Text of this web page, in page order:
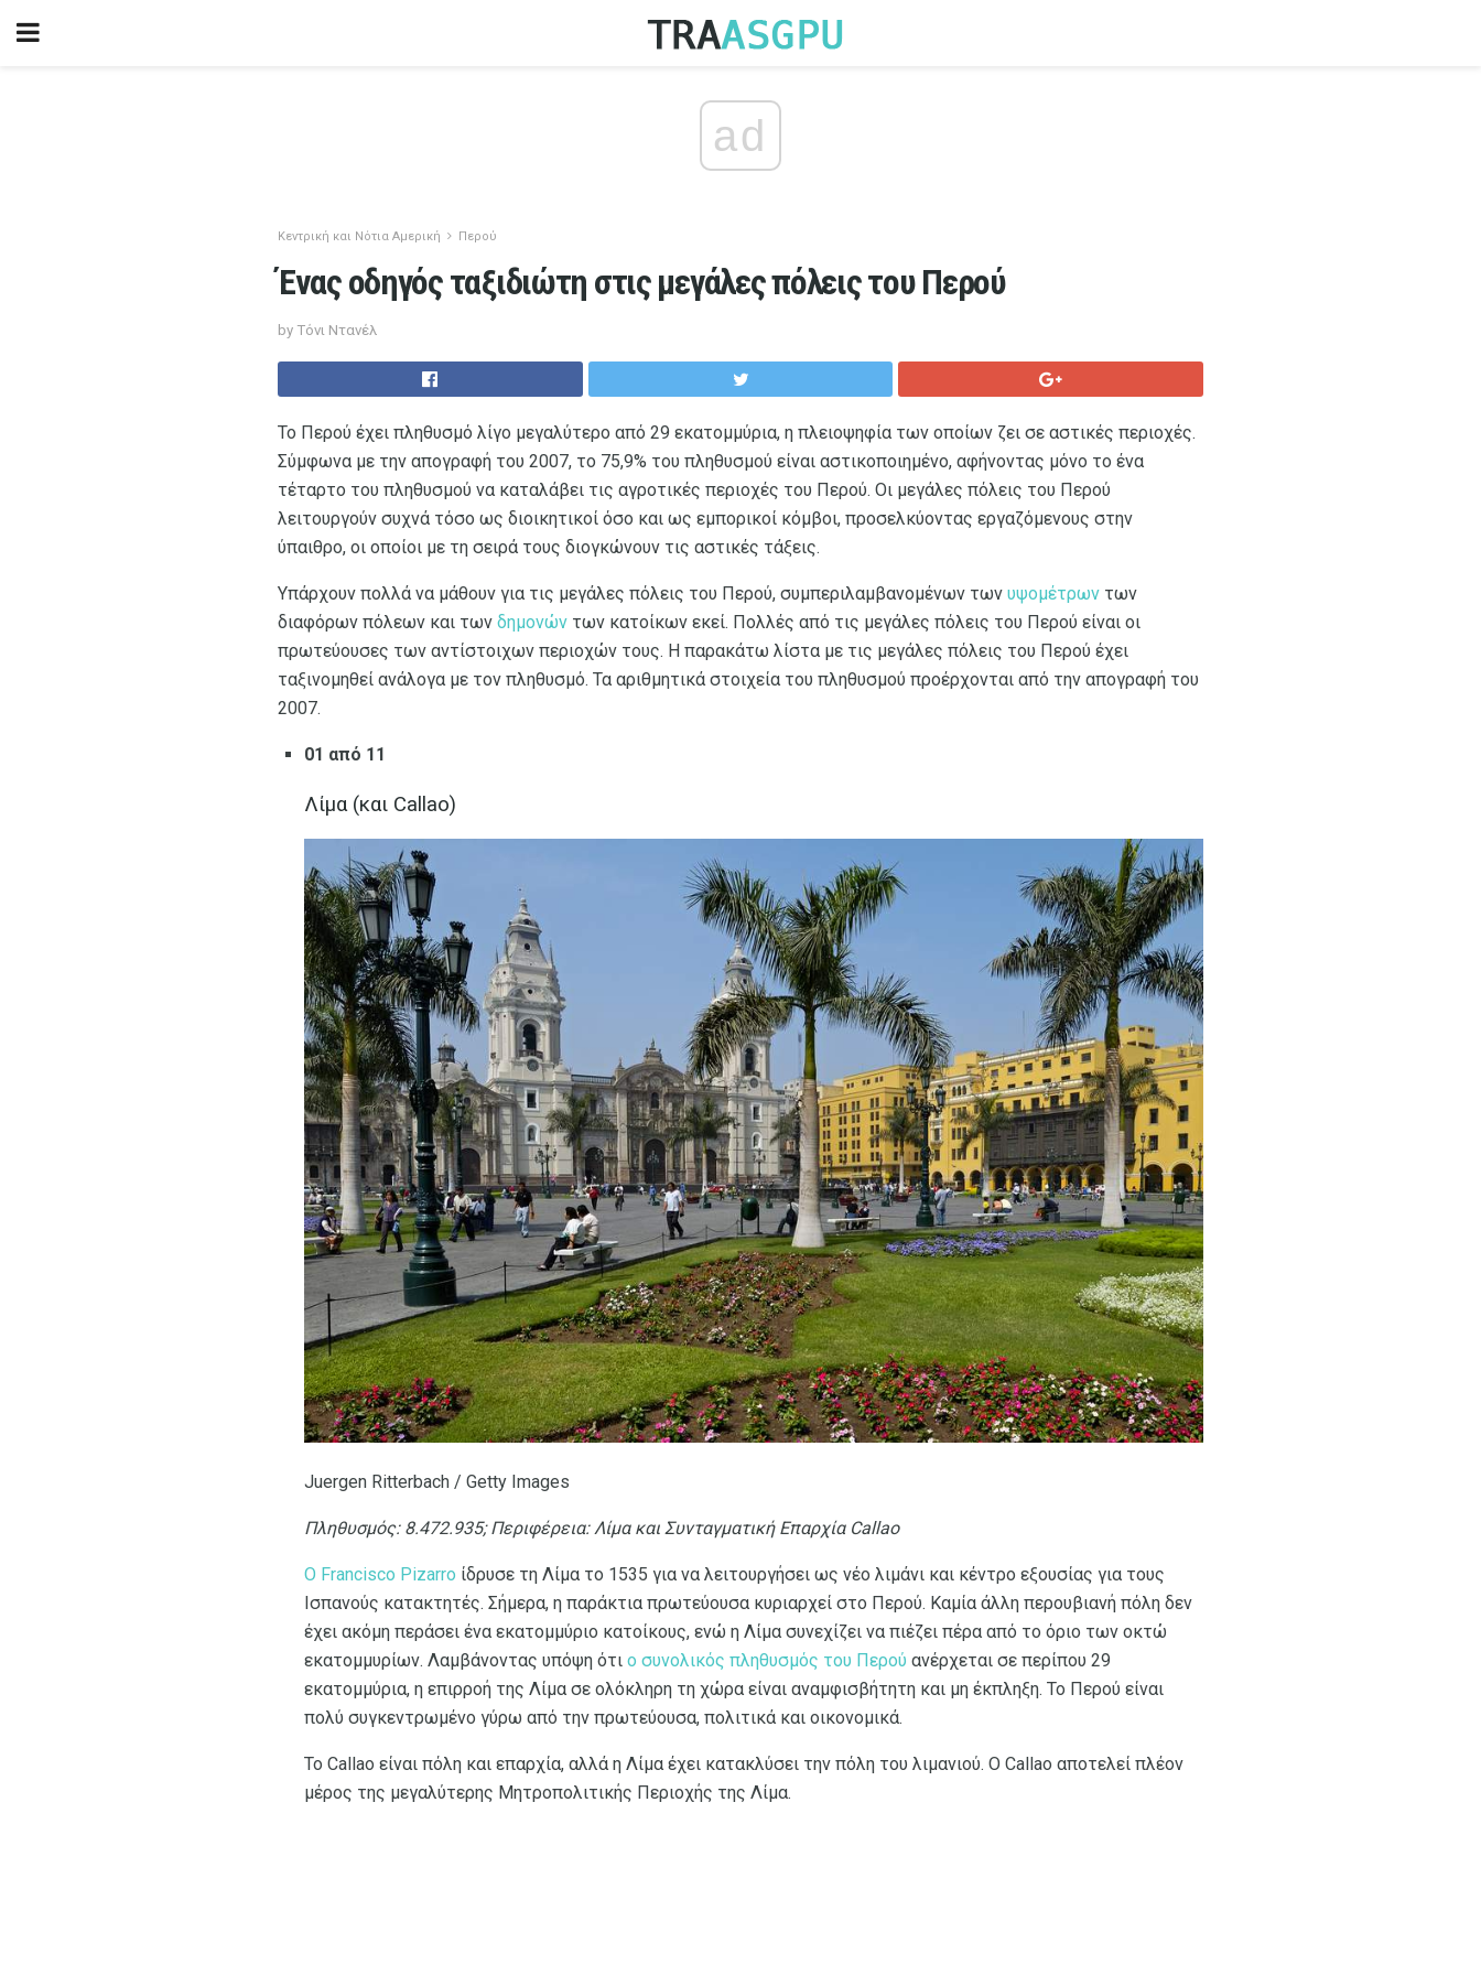
ad
Κεντρική και Νότια Αμερική Περού
Ένας οδηγός ταξιδιώτη στις μεγάλες πόλεις του Περού
by Τόνι Ντανέλ
Το Περού έχει πληθυσμό λίγο μεγαλύτερο από 29 εκατομμύρια, η πλειοψηφία των οποίων ζει σε αστικές περιοχές.
Σύμφωνα με την απογραφή του 2007, το 75,9% του πληθυσμού είναι αστικοποιημένο, αφήνοντας μόνο το ένα
τέταρτο του πληθυσμού να καταλάβει τις αγροτικές περιοχές του Περού. Οι μεγάλες πόλεις του Περού
λειτουργούν συχνά τόσο ως διοικητικοί όσο και ως εμπορικοί κόμβοι, προσελκύοντας εργαζόμενους στην
ύπαιθρο, οι οποίοι με τη σειρά τους διογκώνουν τις αστικές τάξεις.
Υπάρχουν πολλά να μάθουν για τις μεγάλες πόλεις του Περού, συμπεριλαμβανομένων των υψομέτρων των
διαφόρων πόλεων και των δημονών των κατοίκων εκεί. Πολλές από τις μεγάλες πόλεις του Περού είναι οι
πρωτεύουσες των αντίστοιχων περιοχών τους. Η παρακάτω λίστα με τις μεγάλες πόλεις του Περού έχει
ταξινομηθεί ανάλογα με τον πληθυσμό. Τα αριθμητικά στοιχεία του πληθυσμού προέρχονται από την απογραφή του
2007.
01 από 11
Λίμα (και Callao)
Juergen Ritterbach / Getty Images
Πληθυσμός: 8.472.935; Περιφέρεια: Λίμα και Συνταγματική Επαρχία Callao
Ο Francisco Pizarro ίδρυσε τη Λίμα το 1535 για να λειτουργήσει ως νέο λιμάνι και κέντρο εξουσίας για τους
Ισπανούς κατακτητές. Σήμερα, η παράκτια πρωτεύουσα κυριαρχεί στο Περού. Καμία άλλη περουβιανή πόλη δεν
έχει ακόμη περάσει ένα εκατομμύριο κατοίκους, ενώ η Λίμα συνεχίζει να πιέζει πέρα ​​από το όριο των οκτώ
εκατομμυρίων. Λαμβάνοντας υπόψη ότι ο συνολικός πληθυσμός του Περού ανέρχεται σε περίπου 29
εκατομμύρια, η επιρροή της Λίμα σε ολόκληρη τη χώρα είναι αναμφισβήτητη και μη έκπληξη. Το Περού είναι
πολύ συγκεντρωμένο γύρω από την πρωτεύουσα, πολιτικά και οικονομικά.
Το Callao είναι πόλη και επαρχία, αλλά η Λίμα έχει κατακλύσει την πόλη του λιμανιού. Ο Callao αποτελεί πλέον
μέρος της μεγαλύτερης Μητροπολιτικής Περιοχής της Λίμα.